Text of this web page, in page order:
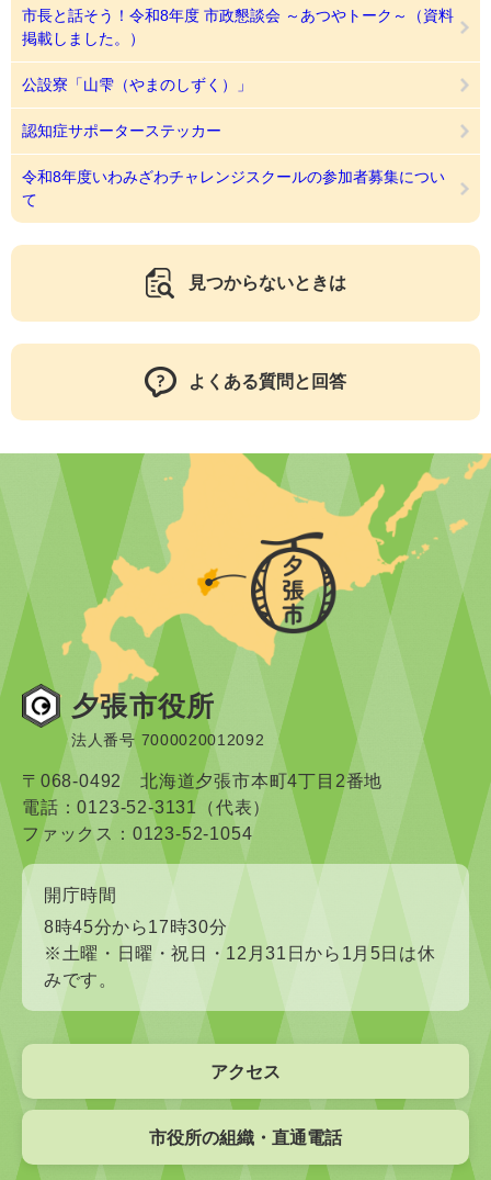
市長と話そう！令和8年度 市政懇談会 ～あつやトーク～（資料
掲載しました。）
公設寮「山雫（やまのしずく）」
認知症サポーターステッカー
令和8年度いわみざわチャレンジスクールの参加者募集につい
て
見つからないときは
よくある質問と回答
夕張市役所
法人番号 7000020012092
〒068-0492 北海道夕張市本町4丁目2番地
電話：0123-52-3131（代表）
ファックス：0123-52-1054
開庁時間
8時45分から17時30分
※土曜・日曜・祝日・12月31日から1月5日は休
みです。
アクセス
市役所の組織・直通電話